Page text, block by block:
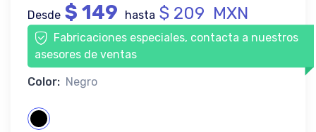
Desde $ 149 hasta $ 209 MXN
Fabricaciones especiales, contacta a nuestros
asesores de ventas
Color: Negro